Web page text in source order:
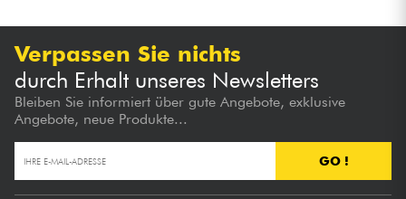
Verpassen Sie nichts
durch Erhalt unseres Newsletters
Bleiben Sie informiert über gute Angebote, exklusive
Angebote, neue Produkte...
GO !